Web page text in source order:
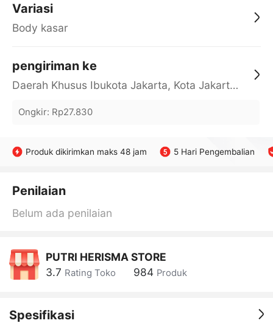
Variasi
Body kasar
pengiriman ke
Daerah Khusus Ibukota Jakarta, Kota Jakarta Barat, Cengkareng, yy
Ongkir: Rp27.830
Produk dikirimkan maks 48 jam 5 Hari Pengembalian
Penilaian
Belum ada penilaian
PUTRI HERISMA STORE
3.7 Rating Toko 984 Produk
Spesifikasi